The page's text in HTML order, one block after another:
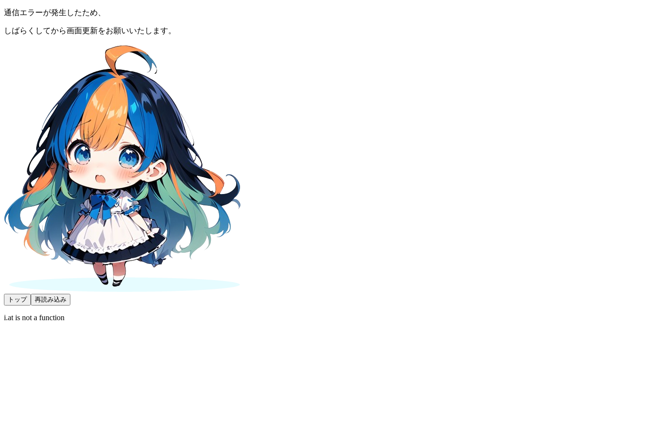
通信エラーが発生したため、
しばらくしてから画面更新をお願いいたします。
トップ 再読み込み
i.at is not a function